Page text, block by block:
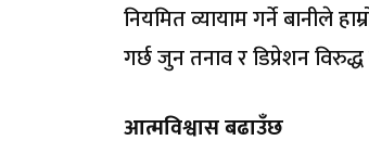
नियमित व्यायाम गर्ने बानीले
गर्छ जुन तनाव र डिप्रेशन
आत्मविश्वास बढाउँछ